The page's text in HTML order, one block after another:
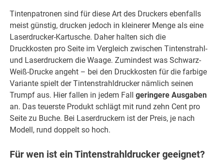
Tintenpatronen sind für diese Art des Druckers ebenfalls
meist günstig, drucken jedoch in kleinerer Menge als eine
Laserdrucker-Kartusche. Daher halten sich die
Druckkosten pro Seite im Vergleich zwischen Tintenstrahl-
und Laserdruckern die Waage. Zumindest was Schwarz-
Weiß-Drucke angeht – bei den Druckkosten für die farbige
Variante spielt der Tintenstrahldrucker nämlich seinen
Trumpf aus. Hier fallen in jedem Fall geringere Ausgaben
an. Das teuerste Produkt schlägt mit rund zehn Cent pro
Seite zu Buche. Bei Laserdruckern ist der Preis, je nach
Modell, rund doppelt so hoch.
Für wen ist ein Tintenstrahldrucker geeignet?